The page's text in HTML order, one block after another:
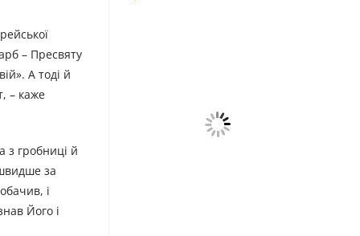
– Пресвяту
А тоді й
– каже
з гробниці й
за
і
Його і
Декрет про відзначення
Великодня і всіх рухомих